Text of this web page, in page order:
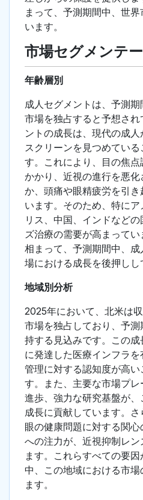
まって、予測期間中、世
います。
市場セグメンテ
年齢層別
成人セグメントは、予測
市場を独占すると予想さ
ントの成長は、現代の成
スクリーンを見つめている
す。これにより、目の焦
かかり、近視の進行を悪
か、頭痛や眼精疲労を引
います。そのため、特に
リス、中国、インドなど
ズ治療の需要が高まって
相まって、予測期間中、
場における成長を後押しし
地域別分析
2025年において、北米は
市場を独占しており、予
持する見込みです。この
に発達した医療インフラ
管理に対する認知度が高い
す。また、主要な市場プ
進歩、強力な研究基盤が
成長に貢献しています。
眼の健康問題に対する関
への注力が、近視抑制レ
ます。これらすべての要
中、この地域における市
ます。